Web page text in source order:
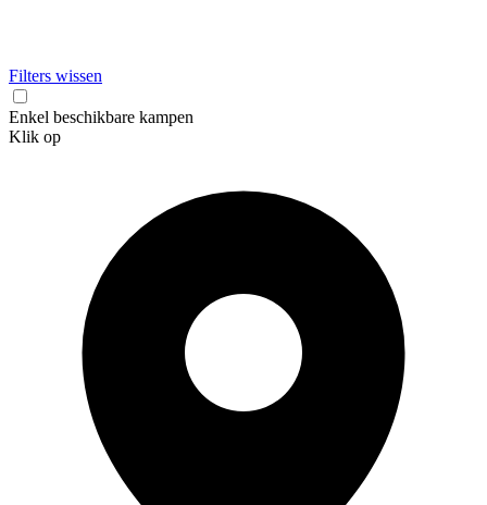
Filters wissen
Enkel beschikbare kampen
Klik op